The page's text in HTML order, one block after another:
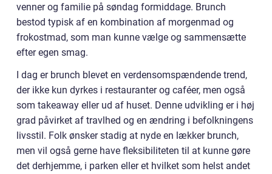
venner og familie på søndag formiddage. Brunch
bestod typisk af en kombination af morgenmad og
frokostmad, som man kunne vælge og sammensætte
efter egen smag.
I dag er brunch blevet en verdensomspændende trend,
der ikke kun dyrkes i restauranter og caféer, men også
som takeaway eller ud af huset. Denne udvikling er i høj
grad påvirket af travlhed og en ændring i befolkningens
livsstil. Folk ønsker stadig at nyde en lækker brunch,
men vil også gerne have fleksibiliteten til at kunne gøre
det derhjemme, i parken eller et hvilket som helst andet